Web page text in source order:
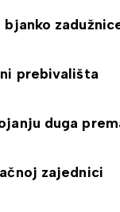
prebivališta
duga
zajednici